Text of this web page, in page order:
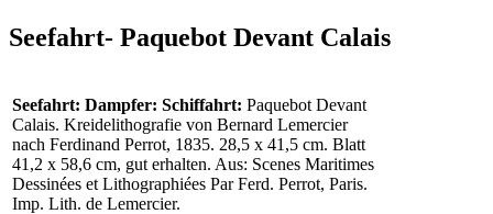
Seefahrt- Paquebot Devant Calais
Seefahrt: Dampfer: Schiffahrt: Paquebot Devant
Calais. Kreidelithografie von Bernard Lemercier
nach Ferdinand Perrot, 1835. 28,5 x 41,5 cm. Blatt
41,2 x 58,6 cm, gut erhalten. Aus: Scenes Maritimes
Dessinées et Lithographiées Par Ferd. Perrot, Paris.
Imp. Lith. de Lemercier.